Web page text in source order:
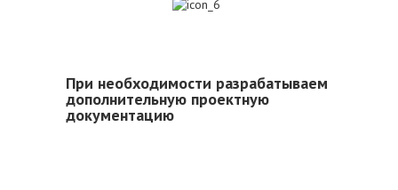
При необходимости разрабатываем
дополнительную проектную
документацию